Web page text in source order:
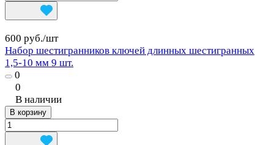
600 руб./шт
Набор шестигранников ключей длинных шестигранных
1,5-10 мм 9 шт.
0
0
В наличии
В корзину